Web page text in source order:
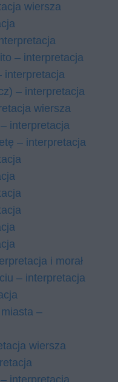
wiersza
– interpretacja
interpretacja
– interpretacja
wiersza
interpretacja
– interpretacja
i morał
– interpretacja
–
wiersza
interpretacja